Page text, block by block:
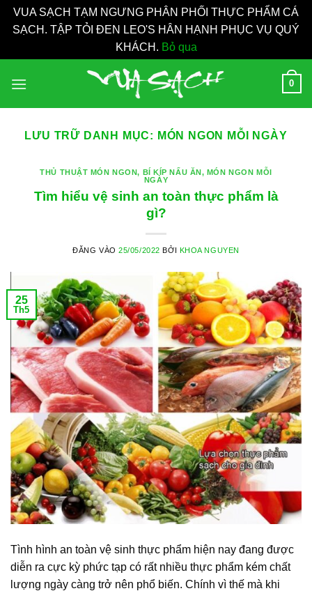
VUA SẠCH TẠM NGƯNG PHÂN PHỐI THỰC PHẨM CÁ
SẠCH. TẬP TỎI ĐEN LEO'S HÂN HẠNH PHỤC VỤ QUÝ
KHÁCH. Bỏ qua
qua
0
LƯU TRỮ DANH MỤC: MÓN NGON MỖI NGÀY
THỦ THUẬT MÓN NGON, BÍ KÍP NẤU ĂN, MÓN NGON MỖI
NGÀY
Tìm hiểu vệ sinh an toàn thực phẩm là
gì?
ĐĂNG VÀO25/05/2022 BỞI KHOA NGUYEN
25
Th5
Tình hình an toàn vệ sinh thực phẩm hiện nay đang được
diễn ra cực kỳ phức tạp có rất nhiều thực phẩm kém chất
lượng ngày càng trở nên phổ biến. Chính vì thế mà khi